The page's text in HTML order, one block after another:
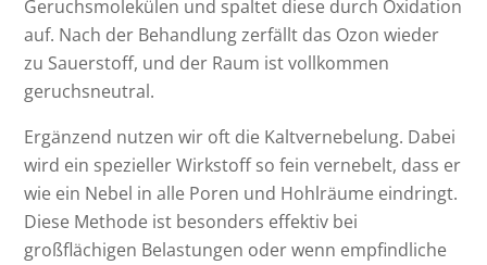
Geruchsmolekülen und spaltet diese durch Oxidation
auf. Nach der Behandlung zerfällt das Ozon wieder
zu Sauerstoff, und der Raum ist vollkommen
geruchsneutral.
Ergänzend nutzen wir oft die Kaltvernebelung. Dabei
wird ein spezieller Wirkstoff so fein vernebelt, dass er
wie ein Nebel in alle Poren und Hohlräume eindringt.
Diese Methode ist besonders effektiv bei
großflächigen Belastungen oder wenn empfindliche